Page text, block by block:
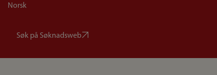
Norsk
Søk på Søknadsweb